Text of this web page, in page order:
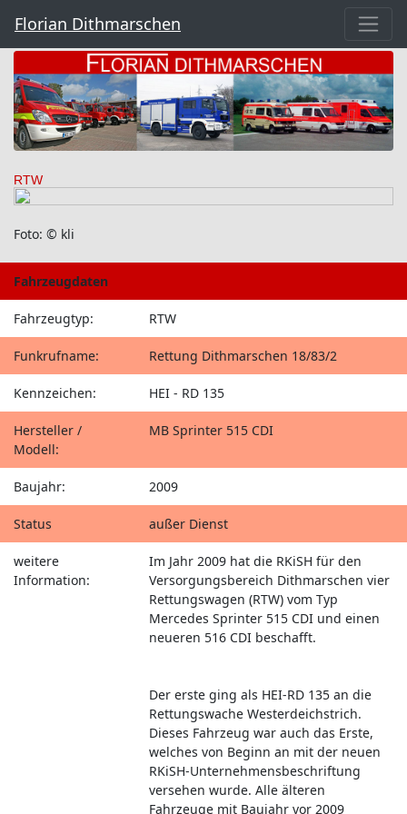
Florian Dithmarschen
RTW
Foto: © kli
Fahrzeugdaten
Fahrzeugtyp: RTW
Funkrufname: Rettung Dithmarschen 18/83/2
Kennzeichen: HEI - RD 135
Hersteller /
Modell:
MB Sprinter 515 CDI
Baujahr: 2009
Status außer Dienst
weitere
Information:
Im Jahr 2009 hat die RKiSH für den
Versorgungsbereich Dithmarschen vier
Rettungswagen (RTW) vom Typ
Mercedes Sprinter 515 CDI und einen
neueren 516 CDI beschafft.
Der erste ging als HEI-RD 135 an die
Rettungswache Westerdeichstrich.
Dieses Fahrzeug war auch das Erste,
welches von Beginn an mit der neuen
RKiSH-Unternehmensbeschriftung
versehen wurde. Alle älteren
Fahrzeuge mit Baujahr vor 2009